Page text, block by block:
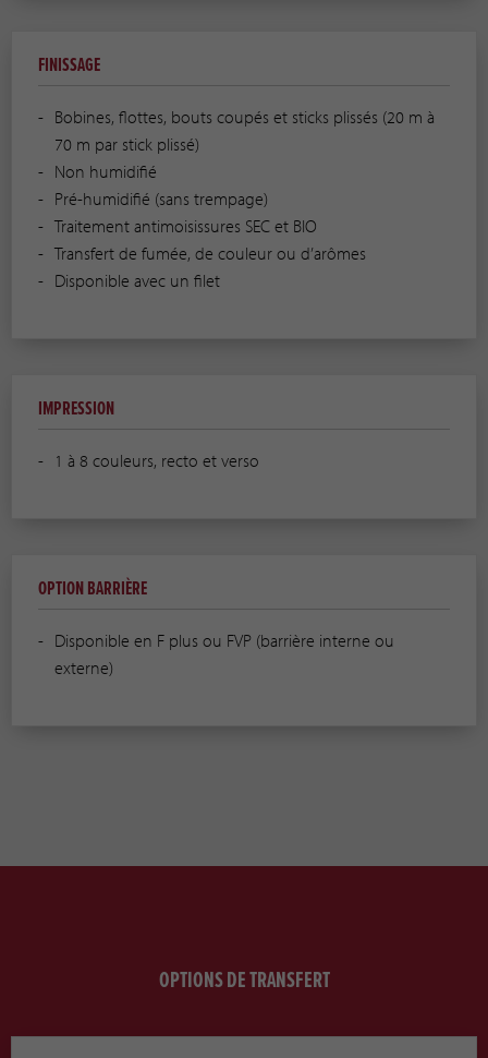
FINISSAGE
Bobines, flottes, bouts coupés et sticks plissés (20 m à
70 m par stick plissé)
Non humidifié
Pré-humidifié (sans trempage)
Traitement antimoisissures SEC et BIO
Transfert de fumée, de couleur ou d’arômes
Disponible avec un filet
IMPRESSION
1 à 8 couleurs, recto et verso
OPTION BARRIÈRE
Disponible en F plus ou FVP (barrière interne ou
externe)
OPTIONS DE TRANSFERT